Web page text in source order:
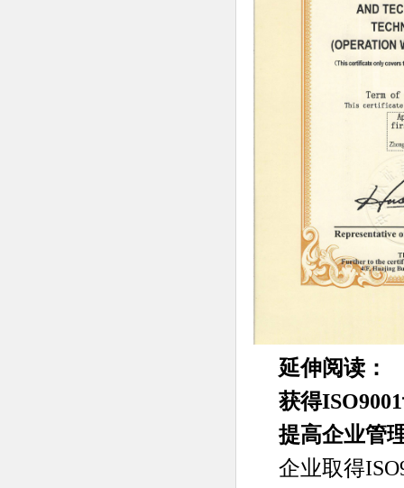
延伸阅读：
获得
提高企业管
企业取得